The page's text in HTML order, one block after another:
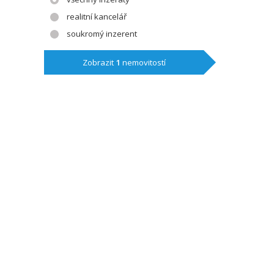
realitní kancelář
soukromý inzerent
Zobrazit 1 nemovitostí